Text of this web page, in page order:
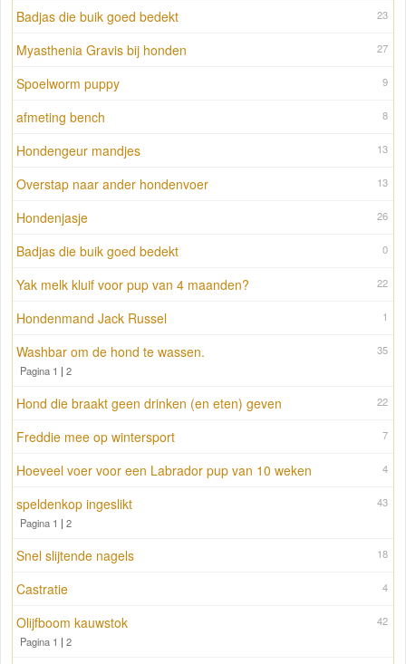
23
Badjas die buik goed bedekt
27
Myasthenia Gravis bij honden
9
Spoelworm puppy
8
afmeting bench
13
Hondengeur mandjes
13
Overstap naar ander hondenvoer
26
Hondenjasje
0
Badjas die buik goed bedekt
22
Yak melk kluif voor pup van 4 maanden?
1
Hondenmand Jack Russel
35
Washbar om de hond te wassen.
Pagina 1 | 2
22
Hond die braakt geen drinken (en eten) geven
7
Freddie mee op wintersport
4
Hoeveel voer voor een Labrador pup van 10 weken
43
speldenkop ingeslikt
Pagina 1 | 2
18
Snel slijtende nagels
4
Castratie
42
Olijfboom kauwstok
Pagina 1 | 2